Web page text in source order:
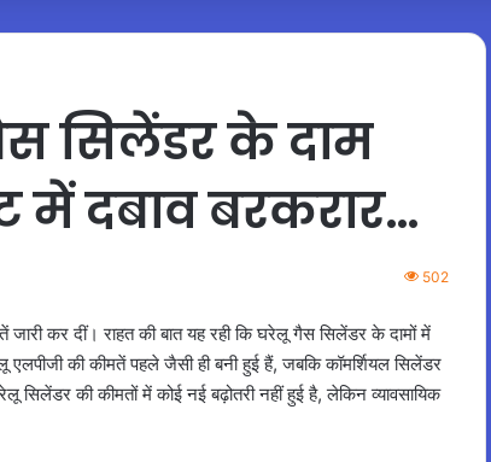
सिलेंडर के दाम
में दबाव बरकरार…
502
कर दीं। राहत की बात यह रही कि घरेलू गैस सिलेंडर के दामों में
की कीमतें पहले जैसी ही बनी हुई हैं, जबकि कॉमर्शियल सिलेंडर
सिलेंडर की कीमतों में कोई नई बढ़ोतरी नहीं हुई है, लेकिन व्यावसायिक